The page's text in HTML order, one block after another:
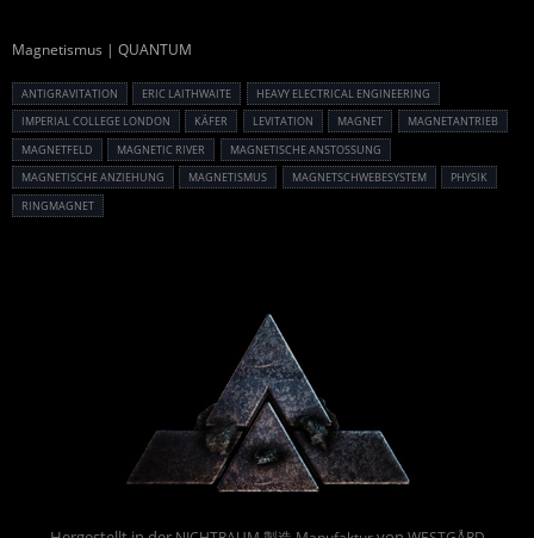
Magnetismus | QUANTUM
ANTIGRAVITATION ERIC LAITHWAITE
HEAVY ELECTRICAL ENGINEERING
IMPERIAL COLLEGE LONDON
KÄFER LEVITATION MAGNET
MAGNETANTRIEB
MAGNETFELD
MAGNETIC RIVER
MAGNETISCHE ANSTOSSUNG
MAGNETISCHE ANZIEHUNG
MAGNETISMUS MAGNETSCHWEBESYSTEM
PHYSIK
RINGMAGNET
Powered By :